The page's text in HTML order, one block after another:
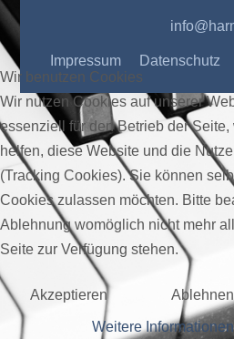
Impressum Datenschutz
Wir benutzen Cookies
Wir nutzen Cookies auf unserer
essenziell für den Betrieb der
helfen, diese Website und die
(Tracking Cookies). Sie können
Cookies zulassen möchten. Bitte
Ablehnung womöglich nicht mehr
Seite zur Verfügung stehen.
Akzeptieren Ablehnen
Weitere Informationen